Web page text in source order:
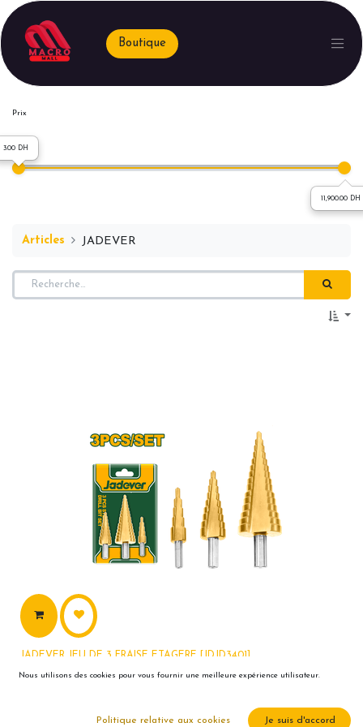
Boutique
Prix
11,900.00 DH
3.00 DH
Articles JADEVER
JADEVER JEU DE 3 FRAISE ETAGERE [JDJD3401]
150,00DH
Nous utilisons des cookies pour vous fournir une meilleure expérience utilisateur.
Politique relative aux cookies Je suis d'accord